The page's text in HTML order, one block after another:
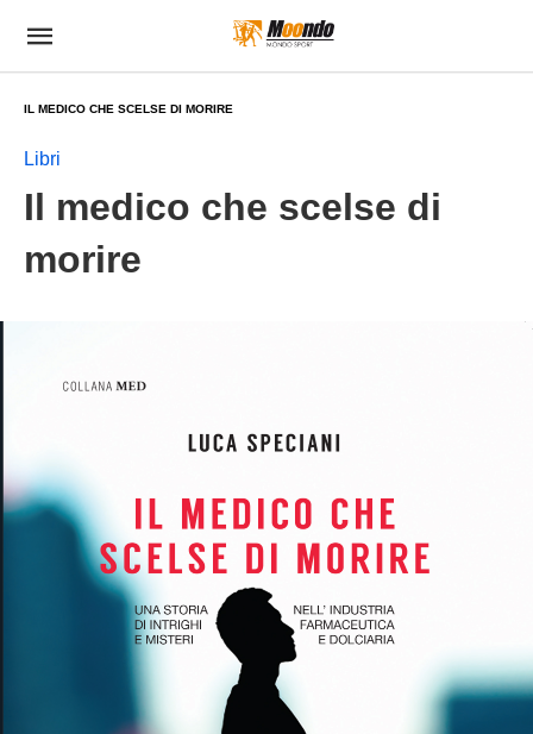
IL MEDICO CHE SCELSE DI MORIRE
Libri
Il medico che scelse di
morire